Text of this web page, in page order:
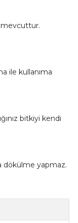
mevcuttur.
ile kullanıma
bitkiyi kendi
dökülme yapmaz.